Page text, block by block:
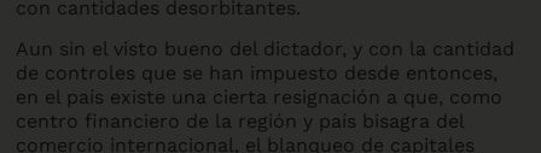
con cantidades desorbitantes.
Aun sin el visto bueno del dictador, y con la cantidad
de controles que se han impuesto desde entonces,
en el país existe una cierta resignación a que, como
centro financiero de la región y país bisagra del
comercio internacional, el blanqueo de capitales